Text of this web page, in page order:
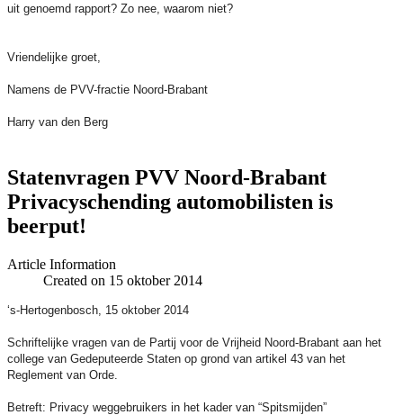
uit genoemd rapport? Zo nee, waarom niet?
Vriendelijke groet,
Namens de PVV-fractie Noord-Brabant
Harry van den Berg
Statenvragen PVV Noord-Brabant
Privacyschending automobilisten is
beerput!
Article Information
Created on 15 oktober 2014
‘s-Hertogenbosch, 15 oktober 2014
Schriftelijke vragen van de Partij voor de Vrijheid Noord-Brabant aan het
college van Gedeputeerde Staten op grond van artikel 43 van het
Reglement van Orde.
Betreft: Privacy weggebruikers in het kader van “Spitsmijden”